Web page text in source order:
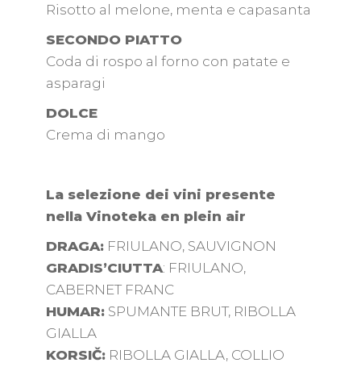
Risotto al melone, menta e capasanta
SECONDO PIATTO
Coda di rospo al forno con patate e
asparagi
DOLCE
Crema di mango
La selezione dei vini presente
nella Vinoteka en plein air
DRAGA:FRIULANO, SAUVIGNON
GRADIS’CIUTTA: FRIULANO,
CABERNET FRANC
HUMAR:SPUMANTE BRUT, RIBOLLA
GIALLA
KORSIČ:RIBOLLA GIALLA, COLLIO